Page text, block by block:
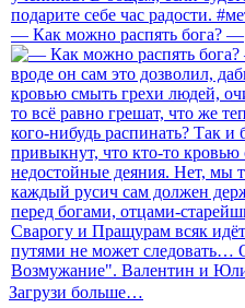
— Как можно распять бога? —
Загрузи больше…